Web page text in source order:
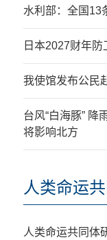
水利部：全国13
日本2027财年
我使馆发布公民
台风“白海豚” 降
将影响北方
人类命运
人类命运共同体